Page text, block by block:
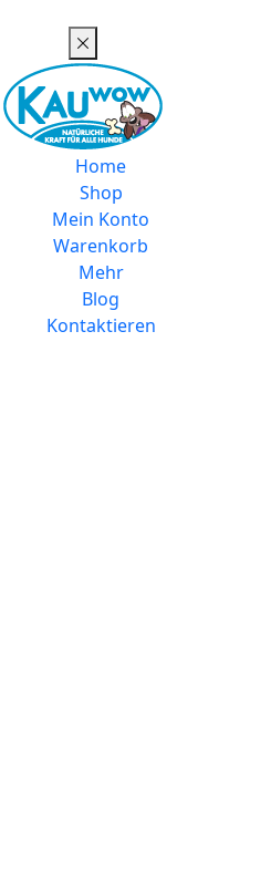
Home
Shop
Mein Konto
Warenkorb
Mehr
Blog
Kontaktieren